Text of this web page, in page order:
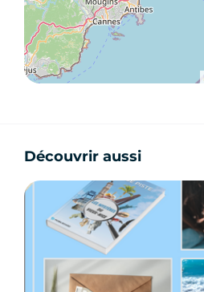
Nice à votre rythme
Vous notez vos réponses
À la fin de l’activité, vous
dans l’enveloppe prévue
piste pour visiter
Le jeu de piste est l’une
de découvrir Nice
Découvrir aussi